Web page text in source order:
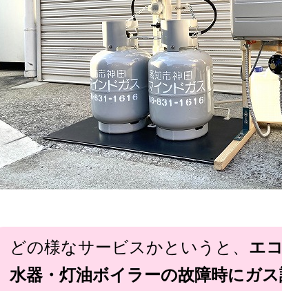
どの様なサービスかというと、 エ
水器・灯油ボイラーの故障時にガ